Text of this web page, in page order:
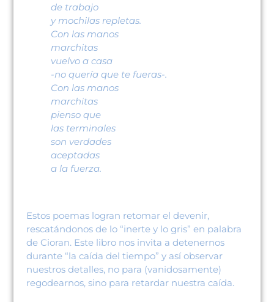
de trabajo
y mochilas repletas.
Con las manos
marchitas
vuelvo a casa
-no quería que te fueras-.
Con las manos
marchitas
pienso que
las terminales
son verdades
aceptadas
a la fuerza.
Estos poemas logran retomar el devenir,
rescatándonos de lo “inerte y lo gris” en palabra
de Cioran. Este libro nos invita a detenernos
durante “la caída del tiempo” y así observar
nuestros detalles, no para (vanidosamente)
regodearnos, sino para retardar nuestra caída.